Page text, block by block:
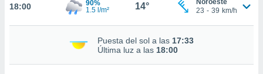
únicos
18:00
90%
1.5 l/m²
14°
23 - 39 km/h
Puesta del sol a las 17:33
Última luz a las 18:00